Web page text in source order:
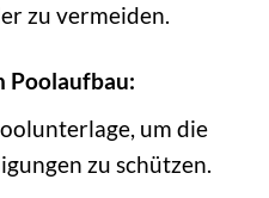
zu vermeiden.
Poolaufbau:
um die
zu schützen.